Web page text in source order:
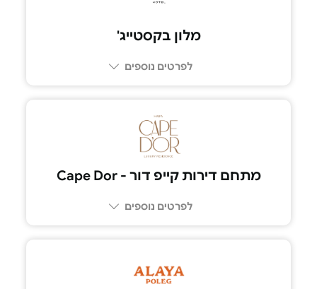
מלון בקסטייג'
לפרטים נוספים
מתחם דירות קייפ דור - Cape Dor
לפרטים נוספים